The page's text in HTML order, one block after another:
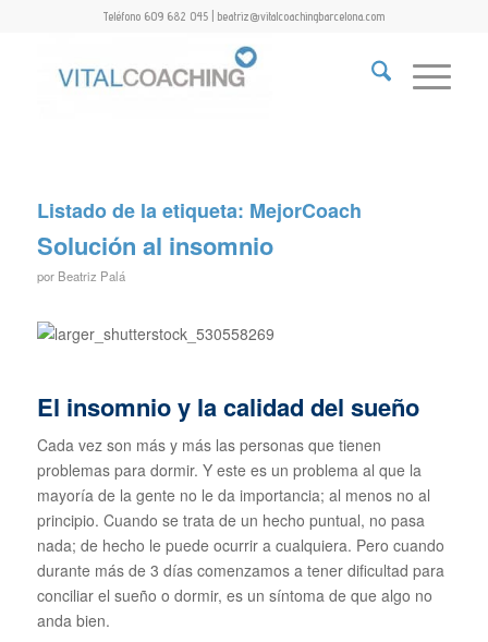
Teléfono 609 682 045 | beatriz@vitalcoachingbarcelona.com
Listado de la etiqueta: MejorCoach
Solución al insomnio
por Beatriz Palá
El insomnio y la calidad del sueño
Cada vez son más y más las personas que tienen
problemas para dormir. Y este es un problema al que la
mayoría de la gente no le da importancia; al menos no al
principio. Cuando se trata de un hecho puntual, no pasa
nada; de hecho le puede ocurrir a cualquiera. Pero cuando
durante más de 3 días comenzamos a tener dificultad para
conciliar el sueño o dormir, es un síntoma de que algo no
anda bien.